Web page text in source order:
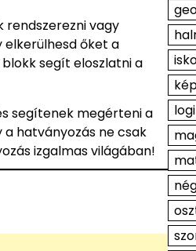
rendszerezni vagy
elkerülhesd őket a
segít eloszlatni a
segítenek megérteni a
hatványozás ne csak
izgalmas világában!